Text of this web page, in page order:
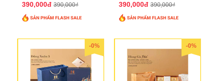
390,000đ 390,000₫ 390,000đ 390,000₫
-0% -0%